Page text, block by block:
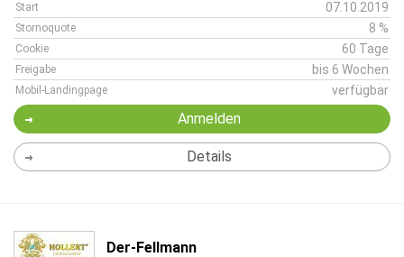
Start 07.10.2019
Stornoquote 8 %
Cookie 60 Tage
Freigabe bis 6 Wochen
Mobil-Landingpage verfügbar
Anmelden
Details
Der-Fellmann